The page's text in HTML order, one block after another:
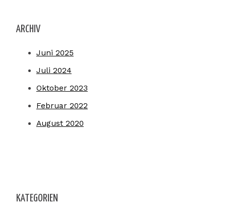
ARCHIV
Juni 2025
Juli 2024
Oktober 2023
Februar 2022
August 2020
KATEGORIEN